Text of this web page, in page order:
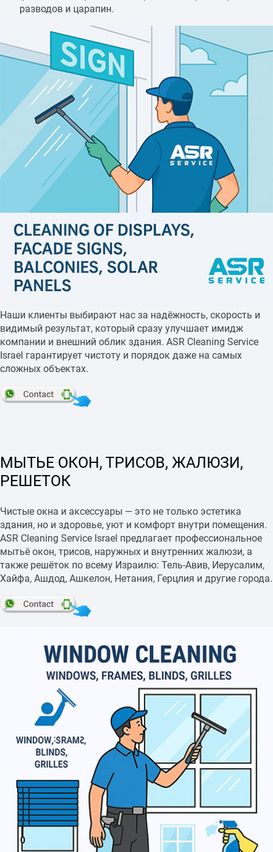
разводов и царапин.
Наши клиенты выбирают нас за надёжность, скорость и
видимый результат, который сразу улучшает имидж
компании и внешний облик здания. ASR Cleaning Service
Israel гарантирует чистоту и порядок даже на самых
сложных объектах.
МЫТЬЕ ОКОН, ТРИСОВ, ЖАЛЮЗИ,
РЕШЕТОК
Чистые окна и аксессуары — это не только эстетика
здания, но и здоровье, уют и комфорт внутри помещения.
ASR Cleaning Service Israel предлагает профессиональное
мытьё окон, трисов, наружных и внутренних жалюзи, а
также решёток по всему Израилю: Тель-Авив, Иерусалим,
Хайфа, Ашдод, Ашкелон, Нетания, Герцлия и другие города.